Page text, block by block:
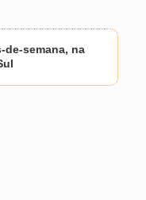
de-semana, na